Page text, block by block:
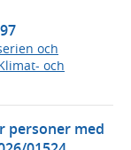
och
och
personer med